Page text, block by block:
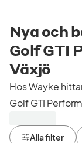
Nya och
Golf GTI
Växjö
Hos Wayke
Golf GTI Performance i och runt Växjö. Köp
Sverige.Alla filter